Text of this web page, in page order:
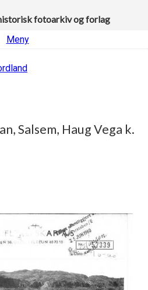
fotoarkiv og forlag
Meny
Salsem, Haug Vega k.